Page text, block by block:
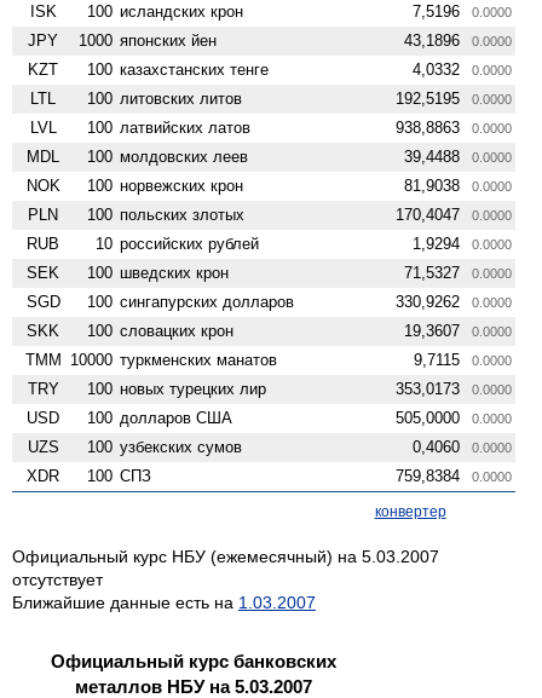
ISK 100 исландских крон 7,5196 0.0000
JPY 1000 японских йен 43,1896 0.0000
KZT 100 казахстанских тенге 4,0332 0.0000
LTL 100 литовских литов 192,5195 0.0000
LVL 100 латвийских латов 938,8863 0.0000
MDL 100 молдовских леев 39,4488 0.0000
NOK 100 норвежских крон 81,9038 0.0000
PLN 100 польских злотых 170,4047 0.0000
RUB 10 российских рублей 1,9294 0.0000
SEK 100 шведских крон 71,5327 0.0000
SGD 100 сингапурских долларов 330,9262 0.0000
SKK 100 словацких крон 19,3607 0.0000
TMM 10000 туркменских манатов 9,7115 0.0000
TRY 100 новых турецких лир 353,0173 0.0000
USD 100 долларов США 505,0000 0.0000
UZS 100 узбекских сумов 0,4060 0.0000
XDR 100 СПЗ 759,8384 0.0000
конвертер
Официальный курс НБУ (ежемесячный) на 5.03.2007
отсутствует
Ближайшие данные есть на 1.03.2007
Официальный курс банковских
металлов НБУ на 5.03.2007